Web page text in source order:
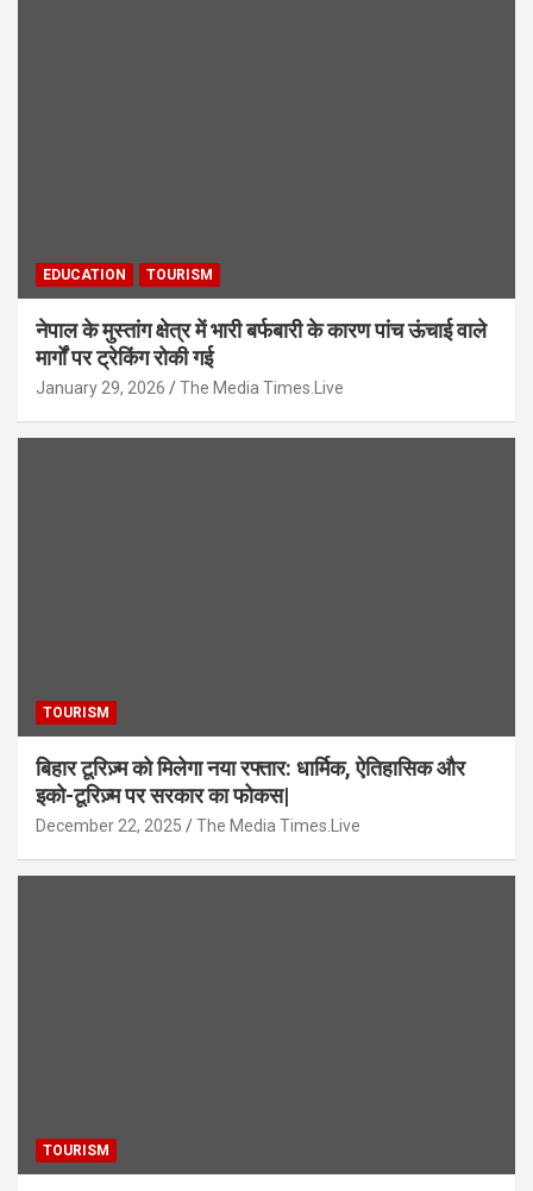
EDUCATION TOURISM
नेपाल के मुस्तांग क्षेत्र में भारी बर्फबारी के कारण पांच ऊंचाई वाले
मार्गों पर ट्रेकिंग रोकी गई
January 29, 2026 The Media Times.Live
TOURISM
बिहार टूरिज़्म को मिलेगा नया रफ्तार: धार्मिक, ऐतिहासिक और
इको-टूरिज़्म पर सरकार का फोकस|
December 22, 2025 The Media Times.Live
TOURISM